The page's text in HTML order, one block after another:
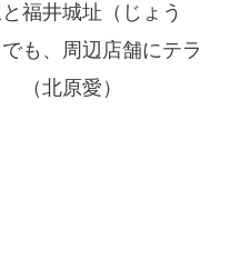
福井城址（じょう
も、周辺店舗にテラ
（北原愛）